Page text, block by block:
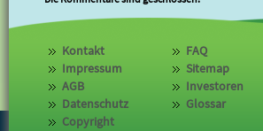
Kontakt
Impressum
AGB
Datenschutz
Copyright
FAQ
Sitemap
Investoren
Glossar